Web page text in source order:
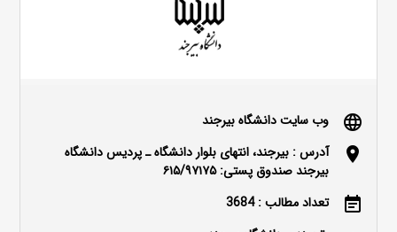
language وب سایت دانشگاه بیرجند
location_on
آدرس : بیرجند، انتهای بلوار دانشگاه ـ پردیس دانشگاه
بیرجند صندوق پستی: ۶۱۵/۹۷۱۷۵
event_note تعداد مطالب : 3684